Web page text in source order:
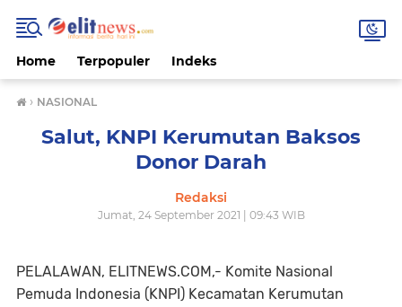
Home Terpopuler Indeks
› NASIONAL
Salut, KNPI Kerumutan Baksos
Donor Darah
Redaksi
Jumat, 24 September 2021 | 09:43 WIB
PELALAWAN, ELITNEWS.COM,- Komite Nasional
Pemuda Indonesia (KNPI) Kecamatan Kerumutan